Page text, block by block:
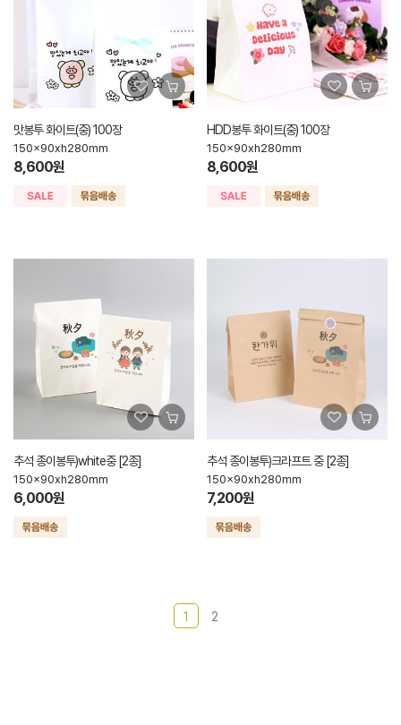
맛봉투 화이트(중) 100장
150x90xh280mm
8,600원
HDD봉투 화이트(중) 100장
150x90xh280mm
8,600원
추석 종이봉투)white중 [2종]
150x90xh280mm
6,000원
추석 종이봉투)크라프트 중 [2종]
150x90xh280mm
7,200원
1 2